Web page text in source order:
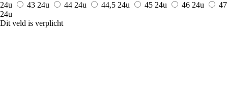
24u
43 24u 44 24u 44,5 24u 45 24u 46 24u
47
24u
Dit veld is verplicht